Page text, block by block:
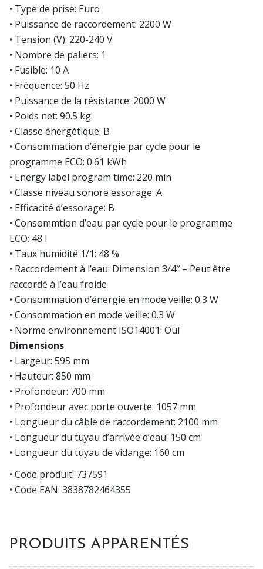
• Type de prise: Euro
• Puissance de raccordement: 2200 W
• Tension (V): 220-240 V
• Nombre de paliers: 1
• Fusible: 10 A
• Fréquence: 50 Hz
• Puissance de la résistance: 2000 W
• Poids net: 90.5 kg
• Classe énergétique: B
• Consommation d’énergie par cycle pour le
programme ECO: 0.61 kWh
• Energy label program time: 220 min
• Classe niveau sonore essorage: A
• Efficacité d’essorage: B
• Consommtion d’eau par cycle pour le programme
ECO: 48 l
• Taux humidité 1/1: 48 %
• Raccordement à l’eau: Dimension 3/4″ – Peut être
raccordé à l’eau froide
• Consommation d’énergie en mode veille: 0.3 W
• Consommation en mode veille: 0.3 W
• Norme environnement ISO14001: Oui
Dimensions
• Largeur: 595 mm
• Hauteur: 850 mm
• Profondeur: 700 mm
• Profondeur avec porte ouverte: 1057 mm
• Longueur du câble de raccordement: 2100 mm
• Longueur du tuyau d’arrivée d’eau: 150 cm
• Longueur du tuyau de vidange: 160 cm
• Code produit: 737591
• Code EAN: 3838782464355
PRODUITS APPARENTÉS